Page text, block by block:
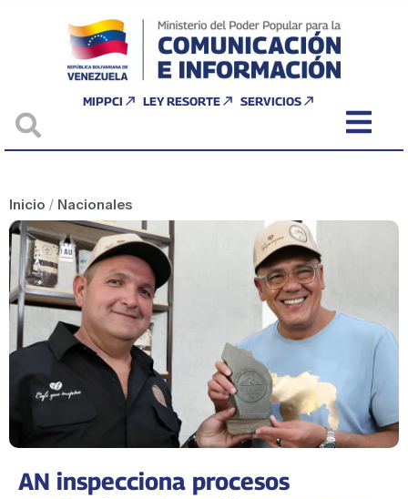
MIPPCI LEY RESORTE SERVICIOS
Inicio / Nacionales
AN inspecciona procesos